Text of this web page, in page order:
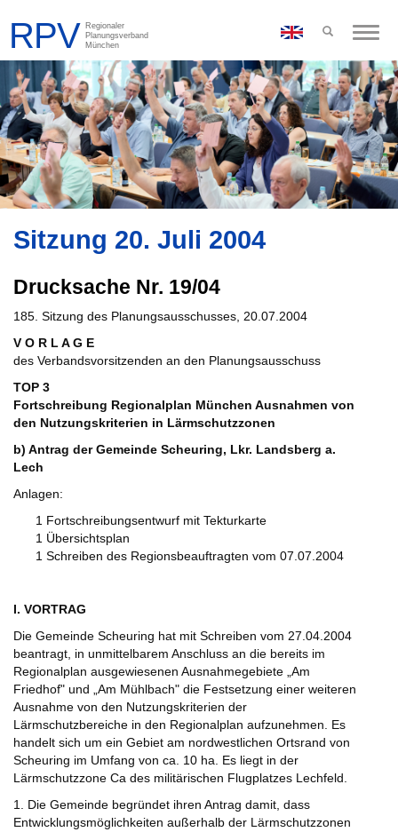
Toggle
Sitzung 20. Juli 2004
Drucksache Nr. 19/04
185. Sitzung des Planungsausschusses, 20.07.2004
V O R L A G E
des Verbandsvorsitzenden an den Planungsausschuss
TOP 3
Fortschreibung Regionalplan München Ausnahmen von
den Nutzungskriterien in Lärmschutzzonen
b) Antrag der Gemeinde Scheuring, Lkr. Landsberg a.
Lech
Anlagen:
1 Fortschreibungsentwurf mit Tekturkarte
1 Übersichtsplan
1 Schreiben des Regionsbeauftragten vom 07.07.2004
I. VORTRAG
Die Gemeinde Scheuring hat mit Schreiben vom 27.04.2004
beantragt, in unmittelbarem Anschluss an die bereits im
Regionalplan ausgewiesenen Ausnahmegebiete „Am
Friedhof" und „Am Mühlbach" die Festsetzung einer weiteren
Ausnahme von den Nutzungskriterien der
Lärmschutzbereiche in den Regionalplan aufzunehmen. Es
handelt sich um ein Gebiet am nordwestlichen Ortsrand von
Scheuring im Umfang von ca. 10 ha. Es liegt in der
Lärmschutzzone Ca des militärischen Flugplatzes Lechfeld.
1. Die Gemeinde begründet ihren Antrag damit, dass
Entwicklungsmöglichkeiten außerhalb der Lärmschutzzonen